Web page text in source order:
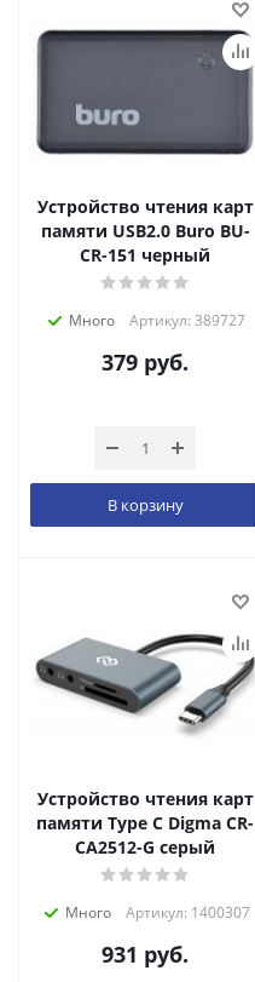
Устройство чтения карт
памяти USB2.0 Buro BU-
CR-151 черный
Много Артикул: 389727
379 руб.
В корзину
Устройство чтения карт
памяти Type C Digma CR-
СA2512-G серый
Много Артикул: 1400307
931 руб.